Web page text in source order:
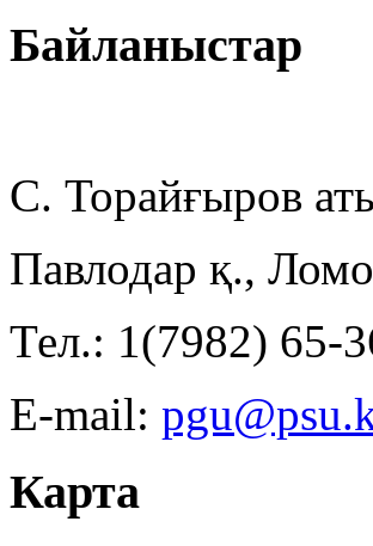
Байланыстар
С. Торайғыров
Павлодар қ.,
Тел.: 1(7982) 65-
E-mail:
Карта